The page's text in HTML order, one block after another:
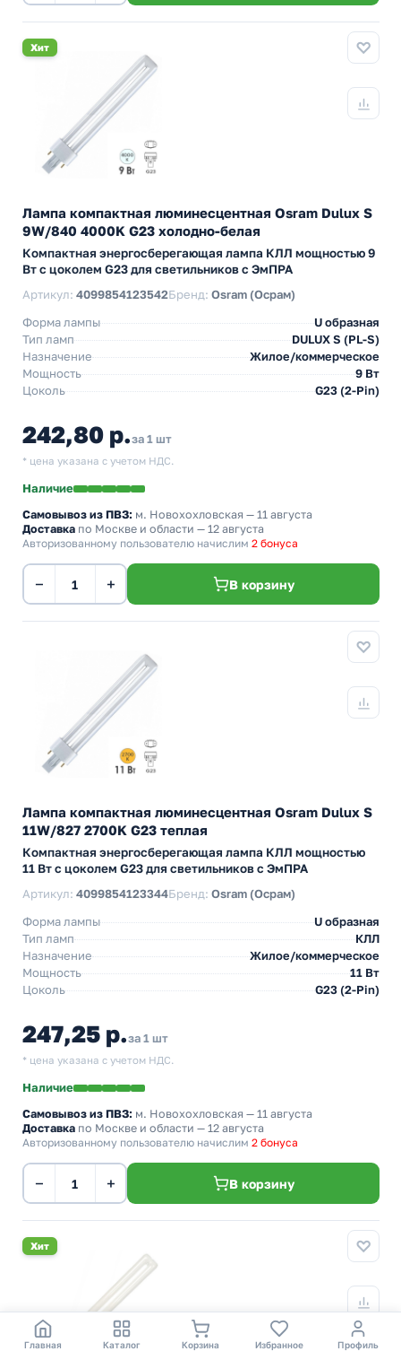
Хит
Лампа компактная люминесцентная Osram Dulux S
9W/840 4000K G23 холодно-белая
Компактная энергосберегающая лампа КЛЛ мощностью 9
Вт с цоколем G23 для светильников с ЭмПРА
Артикул: 4099854123542Бренд: Osram (Осрам)
Форма лампы
U образная
Тип ламп
DULUX S (PL-S)
Назначение
Жилое/коммерческое
Мощность
9 Вт
Цоколь
G23 (2-Pin)
242,80 р.за 1 шт
* цена указана с учетом НДС.
Наличие
Самовывоз из ПВЗ: м. Новохохловская — 11 августа
Доставка по Москве и области — 12 августа
Авторизованному пользователю начислим 2 бонуса
− + В корзину
Лампа компактная люминесцентная Osram Dulux S
11W/827 2700K G23 теплая
Компактная энергосберегающая лампа КЛЛ мощностью
11 Вт с цоколем G23 для светильников с ЭмПРА
Артикул: 4099854123344Бренд: Osram (Осрам)
Форма лампы
U образная
Тип ламп
КЛЛ
Назначение
Жилое/коммерческое
Мощность
11 Вт
Цоколь
G23 (2-Pin)
247,25 р.за 1 шт
* цена указана с учетом НДС.
Наличие
Самовывоз из ПВЗ: м. Новохохловская — 11 августа
Доставка по Москве и области — 12 августа
Авторизованному пользователю начислим 2 бонуса
− + В корзину
Хит
Главная Каталог Корзина Избранное Профиль